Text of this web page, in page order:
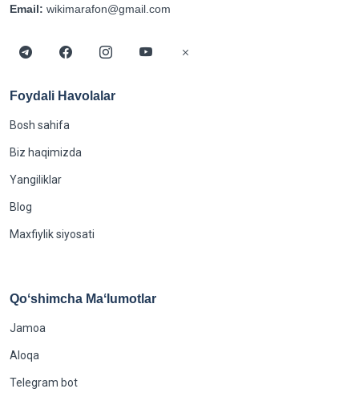
Email: wikimarafon@gmail.com
Foydali Havolalar
Bosh sahifa
Biz haqimizda
Yangiliklar
Blog
Maxfiylik siyosati
Qoʻshimcha Maʻlumotlar
Jamoa
Aloqa
Telegram bot